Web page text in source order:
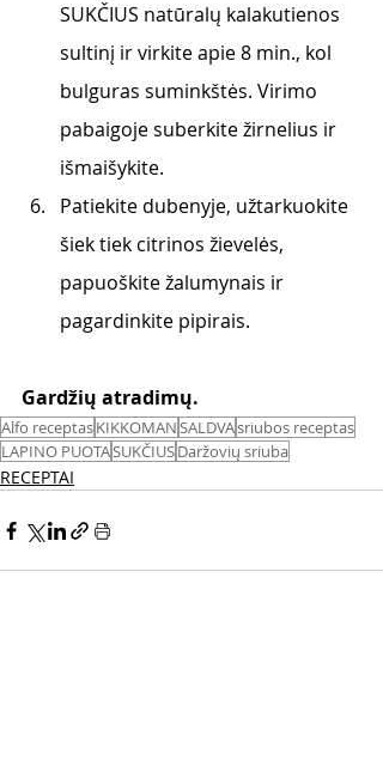
SUKČIUS natūralų kalakutienos
sultinį ir virkite apie 8 min., kol
bulguras suminkštės. Virimo
pabaigoje suberkite žirnelius ir
išmaišykite.
Patiekite dubenyje, užtarkuokite
šiek tiek citrinos žievelės,
papuoškite žalumynais ir
pagardinkite pipirais.
Gardžių atradimų.
Alfo receptasKIKKOMANSALDVAsriubos receptas
LAPINO PUOTASUKČIUSDaržovių sriuba
RECEPTAI